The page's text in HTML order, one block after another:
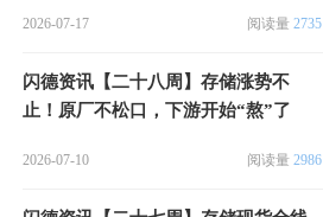
2026-07-17 阅读量 2735
闪德资讯【二十八周】存储涨势不
止！原厂不松口，下游开始“熬”了
2026-07-10 阅读量 2986